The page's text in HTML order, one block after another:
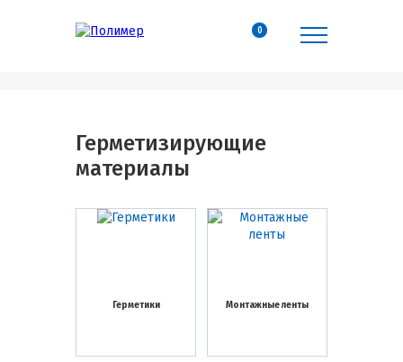
0
Герметизирующие
материалы
Герметики Монтажные ленты